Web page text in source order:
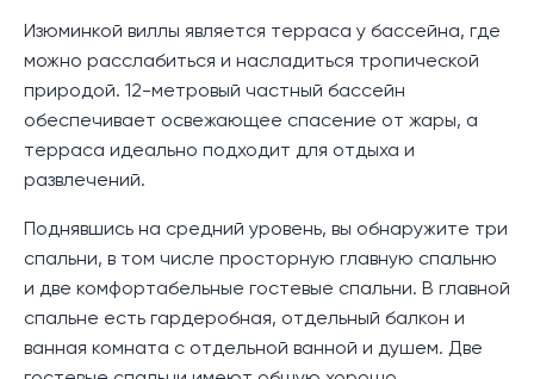
Изюминкой виллы является терраса у бассейна, где
можно расслабиться и насладиться тропической
природой. 12-метровый частный бассейн
обеспечивает освежающее спасение от жары, а
терраса идеально подходит для отдыха и
развлечений.
Поднявшись на средний уровень, вы обнаружите три
спальни, в том числе просторную главную спальню
и две комфортабельные гостевые спальни. В главной
спальне есть гардеробная, отдельный балкон и
ванная комната с отдельной ванной и душем. Две